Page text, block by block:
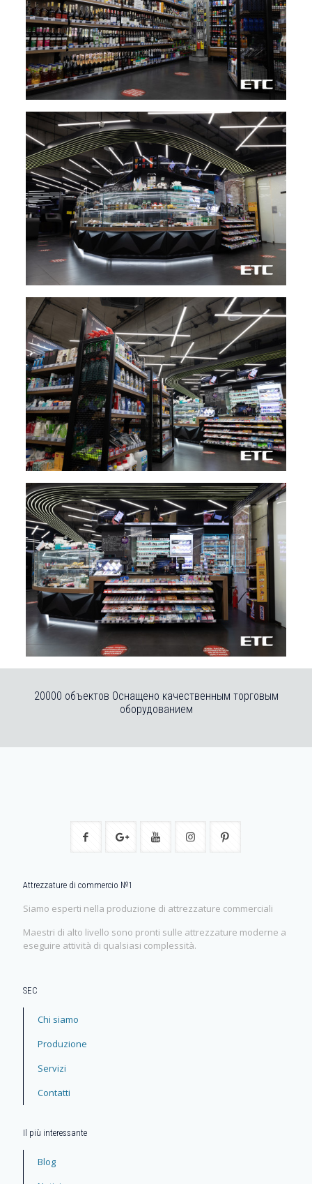
20000 объектов Оснащено качественным торговым
оборудованием
Attrezzature di commercio №1
Siamo esperti nella produzione di attrezzature commerciali
Maestri di alto livello sono pronti sulle attrezzature moderne a
eseguire attività di qualsiasi complessità.
SEC
Chi siamo
Produzione
Servizi
Contatti
Il più interessante
Blog